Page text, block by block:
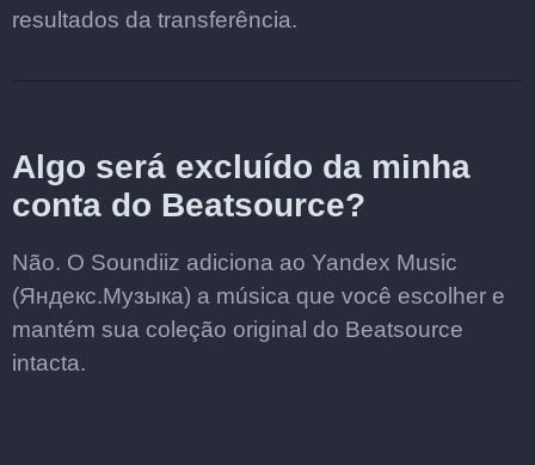
resultados da transferência.
Algo será excluído da minha
conta do Beatsource?
Não. O Soundiiz adiciona ao Yandex Music
(Яндекс.Музыка) a música que você escolher e
mantém sua coleção original do Beatsource
intacta.